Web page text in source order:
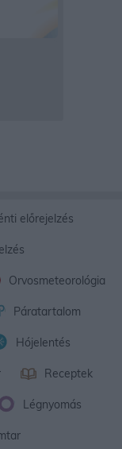
előrejelzés
Orvosmeteorológia
Páratartalom
Hójelentés
Receptek
Légnyomás